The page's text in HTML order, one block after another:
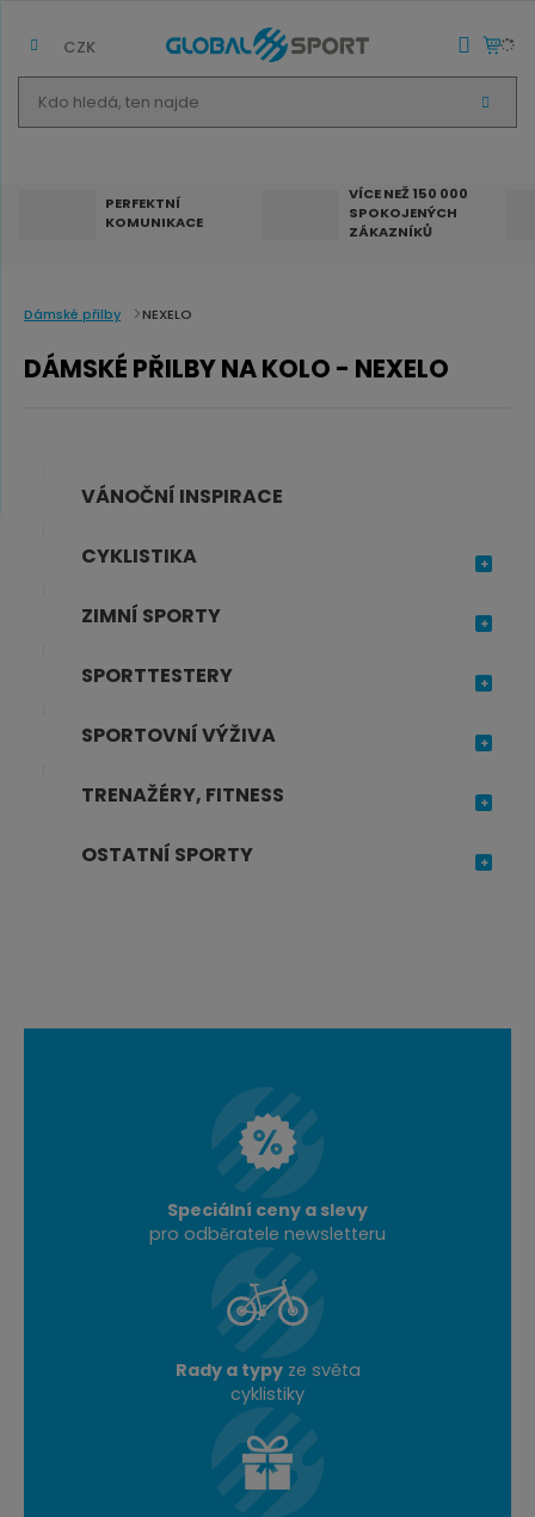
d
á
t
V
Y
CZK
PERFEKTNÍ
KOMUNIKACE
VÍCE NEŽ 150 000
SPOKOJENÝCH
ZÁKAZNÍKŮ
Dámské přilby NEXELO
DÁMSKÉ PŘILBY NA KOLO - NEXELO
VÁNOČNÍ INSPIRACE
CYKLISTIKA
ZIMNÍ SPORTY
SPORTTESTERY
SPORTOVNÍ VÝŽIVA
TRENAŽÉRY, FITNESS
OSTATNÍ SPORTY
Speciální ceny a slevy
pro odběratele newsletteru
Rady a typyze světa
cyklistiky